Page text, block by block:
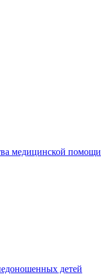
медицинской помощи
детей